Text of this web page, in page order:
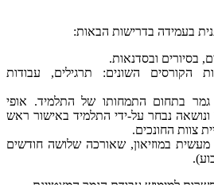
בעמידה בדרישות הבאות:
בסיורים ובסדנאות.
הקורסים השונים: תרגילים, עבודות
בתחום התמחותו של התלמיד. אופי
נבחר על-ידי התלמיד באישור ראש
צוות החונכים.
במוזיאון, שאורכה שלושה חודשים